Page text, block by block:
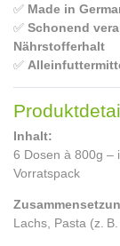
✅ Made in
✅ Schonend
Nährstofferhalt
✅
Inhalt:
6 Dosen à 800g –
Vorratspack
Lachs, Pasta (z.